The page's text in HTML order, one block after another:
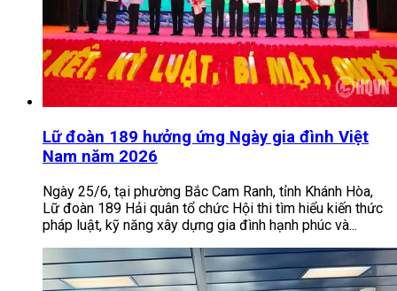
Lữ đoàn 189 hưởng ứng Ngày gia đình Việt
Nam năm 2026
Ngày 25/6, tại phường Bắc Cam Ranh, tỉnh Khánh Hòa,
Lữ đoàn 189 Hải quân tổ chức Hội thi tìm hiểu kiến thức
pháp luật, kỹ năng xây dựng gia đình hạnh phúc và...